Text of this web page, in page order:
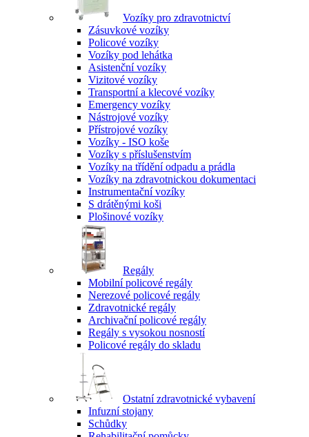
Vozíky pro zdravotnictví
Zásuvkové vozíky
Policové vozíky
Vozíky pod lehátka
Asistenční vozíky
Vizitové vozíky
Transportní a klecové vozíky
Emergency vozíky
Nástrojové vozíky
Přístrojové vozíky
Vozíky - ISO koše
Vozíky s příslušenstvím
Vozíky na třídění odpadu a prádla
Vozíky na zdravotnickou dokumentaci
Instrumentační vozíky
S drátěnými koši
Plošinové vozíky
Regály
Mobilní policové regály
Nerezové policové regály
Zdravotnické regály
Archivační policové regály
Regály s vysokou nosností
Policové regály do skladu
Ostatní zdravotnické vybavení
Infuzní stojany
Schůdky